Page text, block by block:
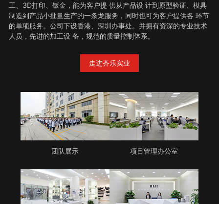
工、3D打印、钣金，能为客户提 供从产品设 计到原型验证、模具
制造到产品小批量生产的一条龙服务，同时也可为客户提供各 环节
的单项服务。公司下设香港、深圳办事处。并拥有资深的专业技术
人员，先进的加工设 备，规范的质量控制体系。
走进齐乐实业
团队展示 项目管理办公室